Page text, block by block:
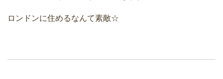
ロンドンに住めるなんて素敵☆